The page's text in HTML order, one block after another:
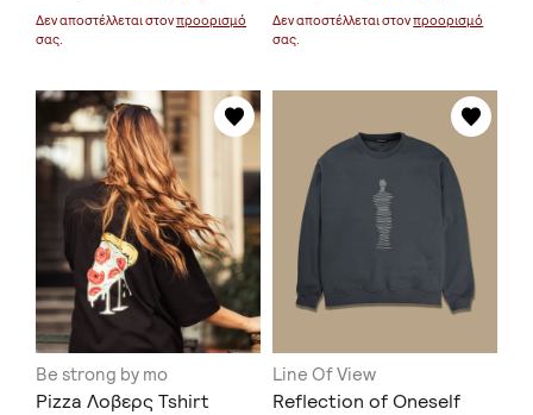
Δεν αποστέλλεται στονπροορισμό
σας.
Δεν αποστέλλεται στονπροορισμό
σας.
Be strong by mo
Pizza Λοβερς Tshirt
Line Of View
Reflection of Oneself